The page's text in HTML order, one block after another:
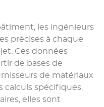
les ingénieurs
précises à chaque
Ces données
de bases de
de matériaux
spécifiques.
elles sont